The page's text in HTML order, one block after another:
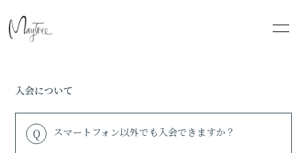
DISCOGRAPHY
BLOG
入会について
Q スマートフォン以外でも入会できますか？